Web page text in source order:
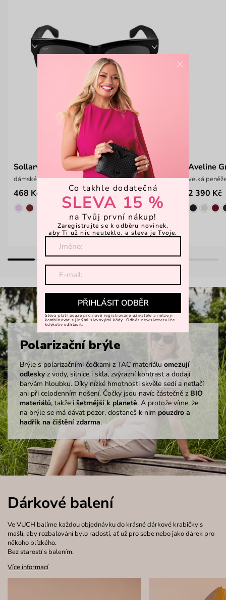
Sollary MN Black
dámské sluneční brýle
468 Kč
Aveline
velká
2 390 Kč
Polarizační brýle
Brýle s polarizačními čočkami z TAC materiálu omezují
odleskyz vody, silnice i skla, zvýrazní kontrast a dodají
barvám hloubku. Díky nízké hmotnosti skvěle sedí a netlačí
ani při celodenním nošení. Čočky jsou navíc částečně z BIO
materiálů, takže i šetrnější k planetě. A protože víme, že
na brýle se má dávat pozor, dostaneš k nim pouzdro a
hadřík na čištění zdarma.
Dárkové balení
Ve VUCH balíme každou objednávku do krásné dárkové krabičky s
mašlí, aby rozbalování bylo radostí, ať už pro sebe nebo jako dárek pro
někoho blízkého.
Bez starostí s balením.
Více informací
×
Co takhle dodatečná
SLEVA 15 %
na Tvůj první nákup!
Zaregistrujte se k odběru novinek,
aby Ti už nic neuteklo, a sleva je Tvoje.
PŘIHLÁSIT ODBĚR
Sleva platí pouze pro nově registrované uživatele a nelze ji
kombinovat s jinými slevovými kódy. Odběr newsletteru lze
kdykoliv odhlásit.